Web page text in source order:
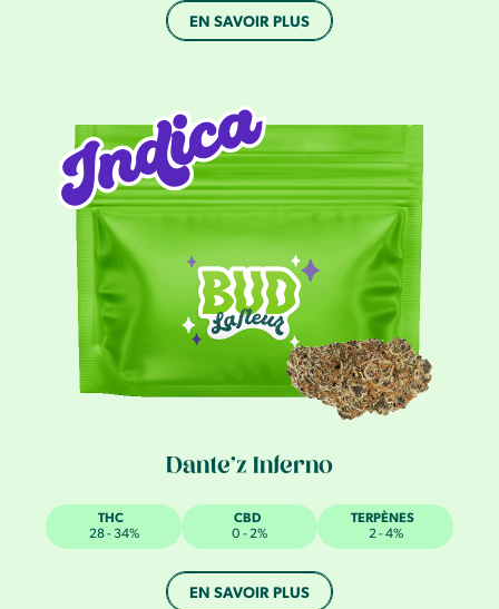
EN SAVOIR PLUS
Dante’z Inferno
THC
28 - 34%
CBD
0 - 2%
TERPÈNES
2 - 4%
EN SAVOIR PLUS